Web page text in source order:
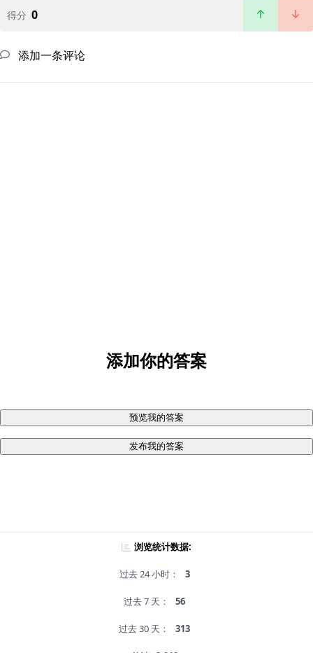
得分 0
添加一条评论
添加你的答案
预览我的答案
发布我的答案
浏览统计数据:
过去 24 小时： 3
过去 7 天： 56
过去 30 天： 313